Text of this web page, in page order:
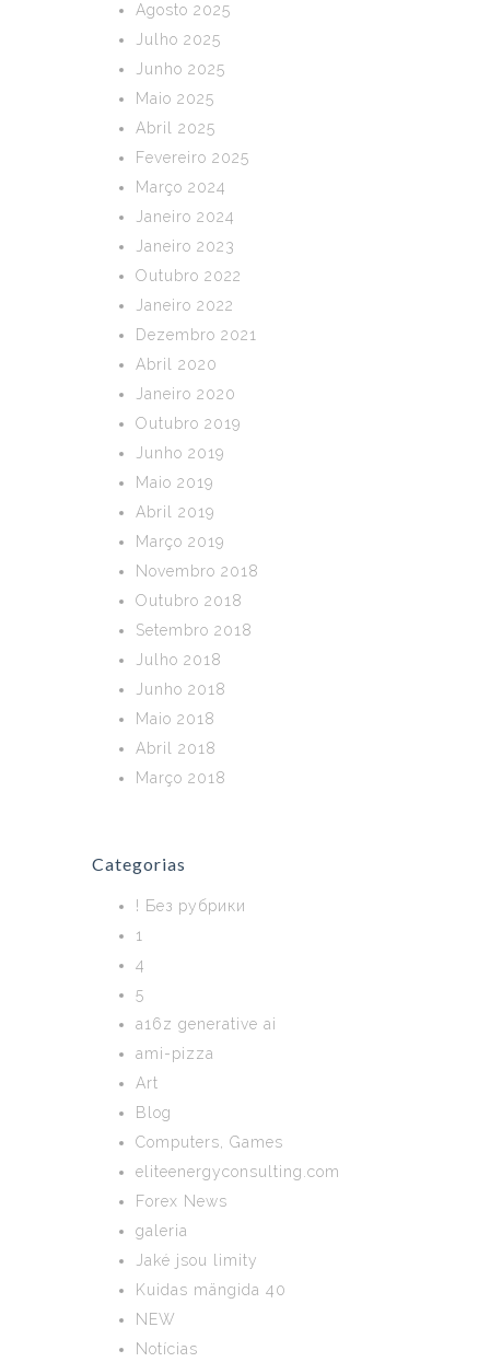
Agosto 2025
Julho 2025
Junho 2025
Maio 2025
Abril 2025
Fevereiro 2025
Março 2024
Janeiro 2024
Janeiro 2023
Outubro 2022
Janeiro 2022
Dezembro 2021
Abril 2020
Janeiro 2020
Outubro 2019
Junho 2019
Maio 2019
Abril 2019
Março 2019
Novembro 2018
Outubro 2018
Setembro 2018
Julho 2018
Junho 2018
Maio 2018
Abril 2018
Março 2018
Categorias
! Без рубрики
1
4
5
a16z generative ai
ami-pizza
Art
Blog
Computers, Games
eliteenergyconsulting.com
Forex News
galeria
Jaké jsou limity
Kuidas mängida 40
NEW
Notícias